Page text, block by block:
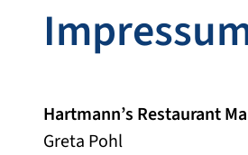
Hartmann’s Restaurant
Greta Pohl